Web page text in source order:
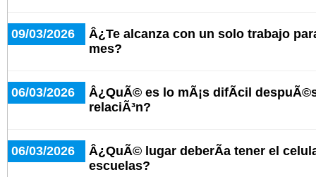
09/03/2026
Â¿Te alcanza con un solo trabajo
mes?
06/03/2026
Â¿QuÃ© es lo mÃ¡s difÃ­cil
relaciÃ³n?
06/03/2026
Â¿QuÃ© lugar deberÃ­a tener el
escuelas?